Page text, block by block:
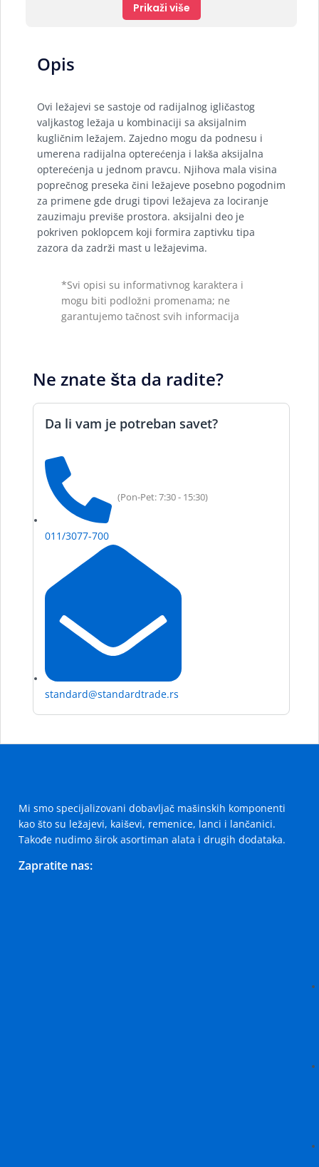
Prikaži više
Opis
Ovi ležajevi se sastoje od radijalnog igličastog
valjkastog ležaja u kombinaciji sa aksijalnim
kugličnim ležajem. Zajedno mogu da podnesu i
umerena radijalna opterećenja i lakša aksijalna
opterećenja u jednom pravcu. Njihova mala visina
poprečnog preseka čini ležajeve posebno pogodnim
za primene gde drugi tipovi ležajeva za lociranje
zauzimaju previše prostora. aksijalni deo je
pokriven poklopcem koji formira zaptivku tipa
zazora da zadrži mast u ležajevima.
*Svi opisi su informativnog karaktera i
mogu biti podložni promenama; ne
garantujemo tačnost svih informacija
Ne znate šta da radite?
Da li vam je potreban savet?
011/3077-700
(Pon-Pet: 7:30 - 15:30)
standard@standardtrade.rs
Mi smo specijalizovani dobavljač mašinskih komponenti
kao što su ležajevi, kaiševi, remenice, lanci i lančanici.
Takođe nudimo širok asortiman alata i drugih dodataka.
Zapratite nas: